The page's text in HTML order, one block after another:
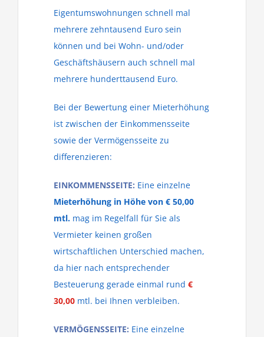
Eigentumswohnungen schnell mal
mehrere zehntausend Euro sein
können und bei Wohn- und/oder
Geschäftshäusern auch schnell mal
mehrere hunderttausend Euro.
Bei der Bewertung einer Mieterhöhung
ist zwischen der Einkommensseite
sowie der Vermögensseite zu
differenzieren:
EINKOMMENSSEITE: Eine einzelne
Mieterhöhung in Höhe von € 50,00
mtl. mag im Regelfall für Sie als
Vermieter keinen großen
wirtschaftlichen Unterschied machen,
da hier nach entsprechender
Besteuerung gerade einmal rund €
30,00 mtl. bei Ihnen verbleiben.
VERMÖGENSSEITE: Eine einzelne